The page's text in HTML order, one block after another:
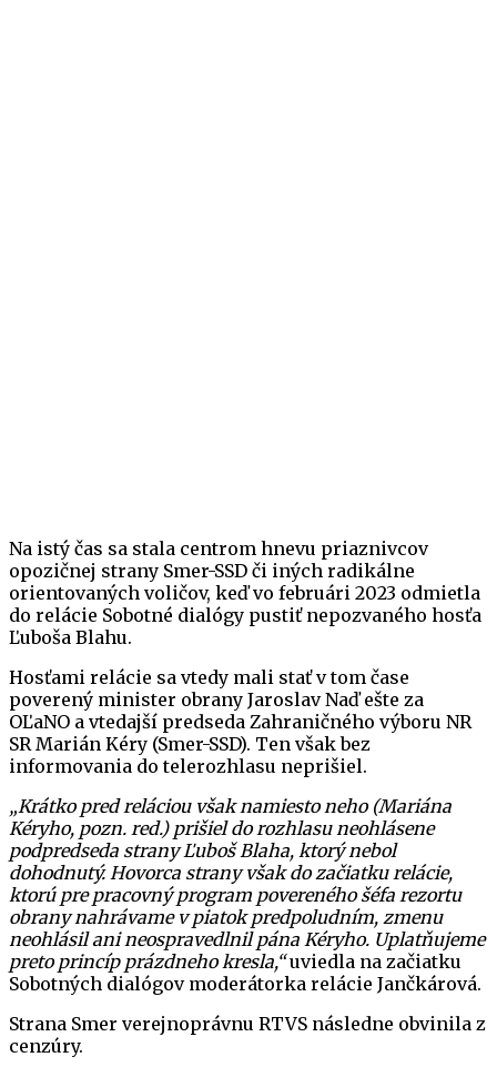
Na istý čas sa stala centrom hnevu priaznivcov
opozičnej strany Smer-SSD či iných radikálne
orientovaných voličov, keď vo februári 2023 odmietla
do relácie Sobotné dialógy pustiť nepozvaného hosťa
Ľuboša Blahu.
Hosťami relácie sa vtedy mali stať v tom čase
poverený minister obrany Jaroslav Naď ešte za
OĽaNO a vtedajší predseda Zahraničného výboru NR
SR Marián Kéry (Smer-SSD). Ten však bez
informovania do telerozhlasu neprišiel.
„Krátko pred reláciou však namiesto neho (Mariána
Kéryho, pozn. red.) prišiel do rozhlasu neohlásene
podpredseda strany Ľuboš Blaha, ktorý nebol
dohodnutý. Hovorca strany však do začiatku relácie,
ktorú pre pracovný program povereného šéfa rezortu
obrany nahrávame v piatok predpoludním, zmenu
neohlásil ani neospravedlnil pána Kéryho. Uplatňujeme
preto princíp prázdneho kresla,“uviedla na začiatku
Sobotných dialógov moderátorka relácie Jančkárová.
Strana Smer verejnoprávnu RTVS následne obvinila z
cenzúry.